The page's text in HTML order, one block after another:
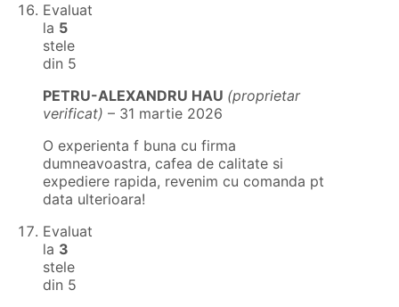
Evaluat
la 5
stele
din 5
PETRU-ALEXANDRU HAU (proprietar
verificat) – 31 martie 2026
O experienta f buna cu firma
dumneavoastra, cafea de calitate si
expediere rapida, revenim cu comanda pt
data ulterioara!
Evaluat
la 3
stele
din 5